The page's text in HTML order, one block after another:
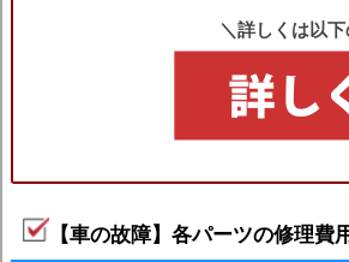
＼詳しくは以
【車の故障】各パーツの修理費